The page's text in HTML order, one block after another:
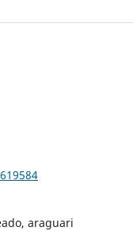
araguari